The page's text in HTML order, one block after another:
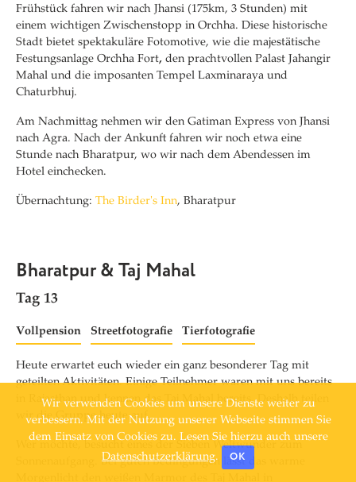
Frühstück fahren wir nach Jhansi (175km, 3 Stunden) mit
einem wichtigen Zwischenstopp in Orchha. Diese historische
Stadt bietet spektakuläre Fotomotive, wie die majestätische
Festungsanlage Orchha Fort, den prachtvollen Palast Jahangir
Mahal und die imposanten Tempel Laxminaraya und
Chaturbhuj.
Am Nachmittag nehmen wir den Gatiman Express von Jhansi
nach Agra. Nach der Ankunft fahren wir noch etwa eine
Stunde nach Bharatpur, wo wir nach dem Abendessen im
Hotel einchecken.
Übernachtung: The Birder's Inn, Bharatpur
Bharatpur & Taj Mahal
Tag 13
Vollpension Streetfotografie Tierfotografie
Heute erwartet euch wieder ein ganz besonderer Tag mit
geteilten Aktivitäten. Einige Teilnehmer waren mit uns bereits
in Rajasthan und kennen das Taj Mahal bereits. Deshalb teilen
wir die Gruppe heute auf.
möchte, besucht eines der Sieben Weltwunder zum
Bei guten Bedingungen lässt das warme
Wir verwenden Cookies um unsere Dienste weiter zu
verbessern. Mit der Nutzung unserer Webseite stimmen Sie
dem Einsatz von Cookies zu. Lesen Sie hierzu auch unsere
Datenschutzerklärung. OK